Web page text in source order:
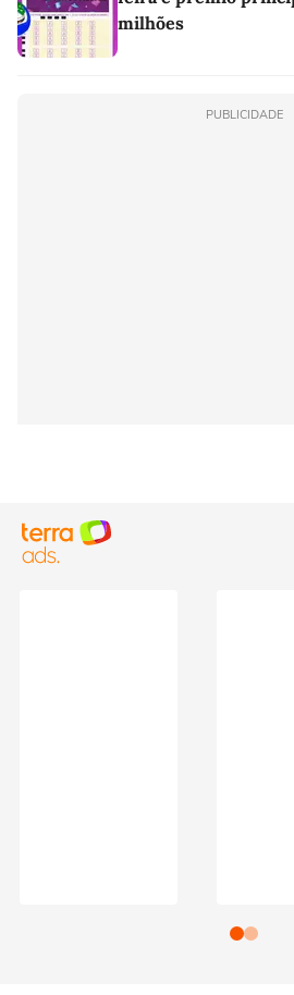
milhões
PUBLICIDADE